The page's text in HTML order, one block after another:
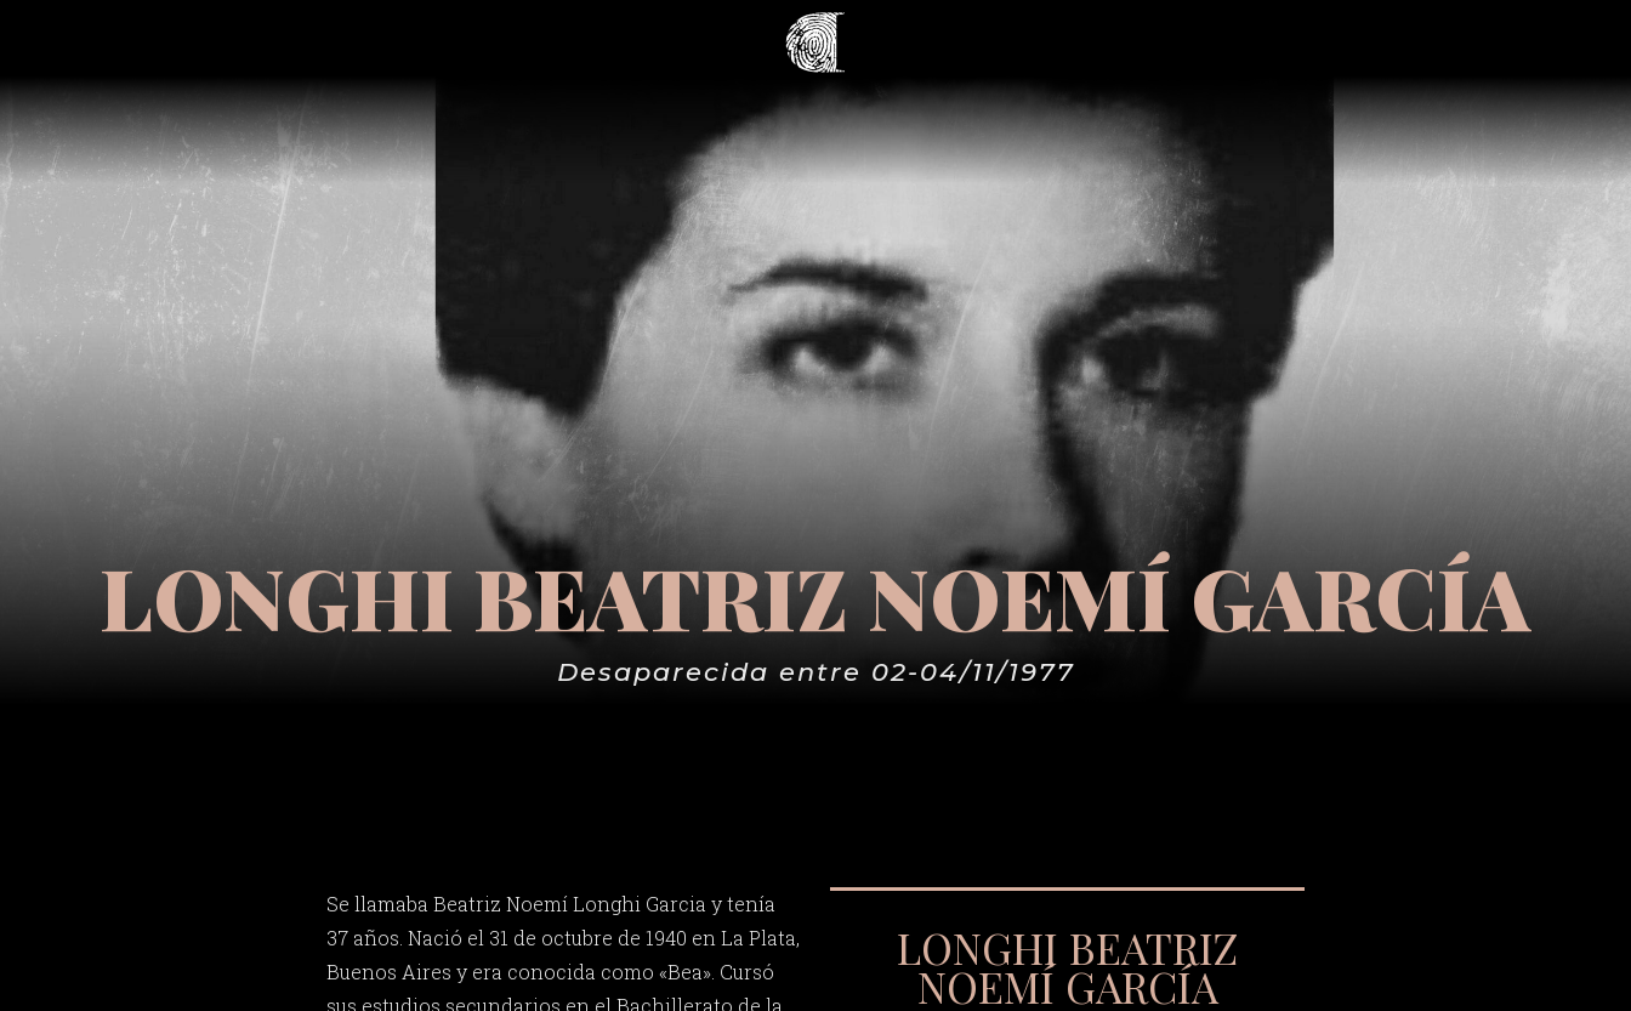
LONGHI BEATRIZ NOEMÍ GARCÍA
Desaparecida entre 02-04/11/1977
Se llamaba Beatriz Noemí Longhi Garcia y tenía
37 años. Nació el 31 de octubre de 1940 en La Plata,
Buenos Aires y era conocida como «Bea». Cursó
sus estudios secundarios en el Bachillerato de la
LONGHI BEATRIZ
NOEMÍ GARCÍA